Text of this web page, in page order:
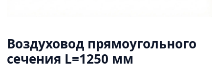
Воздуховод прямоугольного
сечения L=1250 мм